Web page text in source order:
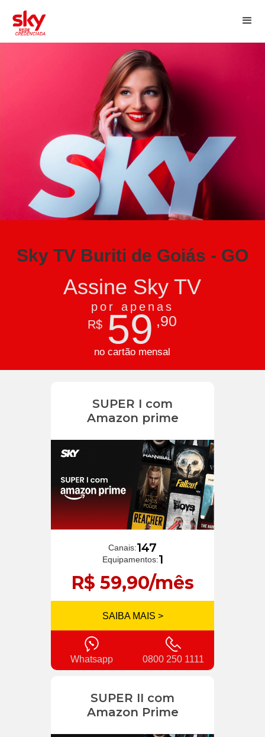
Sky TV Buriti de Goiás - GO
Assine Sky TV
por apenas
R$ 59 ,90
no cartão mensal
SUPER I com
Amazon prime
Canais:147
Equipamentos:1
R$ 59,90/mês
SAIBA MAIS >
Whatsapp 0800 250 1111
SUPER II com
Amazon Prime